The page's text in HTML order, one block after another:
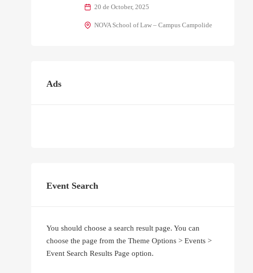
20 de October, 2025
NOVA School of Law – Campus Campolide
Ads
Event Search
You should choose a search result page. You can
choose the page from the Theme Options > Events >
Event Search Results Page option.